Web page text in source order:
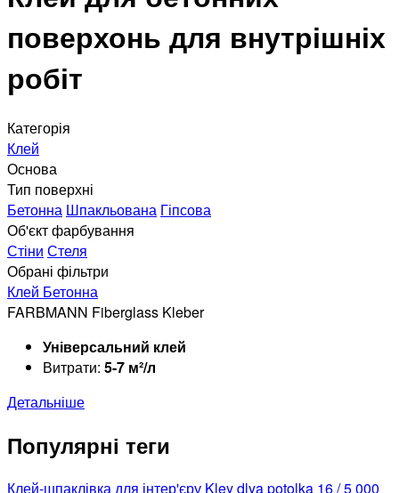
поверхонь для внутрішніх
робіт
Категорія
Клей
Основа
Тип поверхні
Бетонна Шпакльована Гіпсова
Об'єкт фарбування
Стіни Стеля
Обрані фільтри
Клей Бетонна
FARBMANN Fiberglass Kleber
Універсальний клей
Витрати: 5-7 м²/л
Детальніше
Популярні теги
Клей-шпаклівка для інтер'єру Kley dlya potolka 16 / 5 000